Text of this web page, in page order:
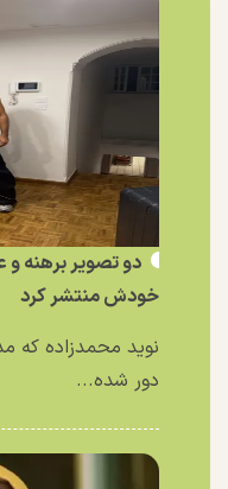
دو تصویر برهنه
خودش منتشر کرد
نوید محمدزاده
دور شده...